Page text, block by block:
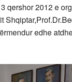
qershor 2012 e
edhe